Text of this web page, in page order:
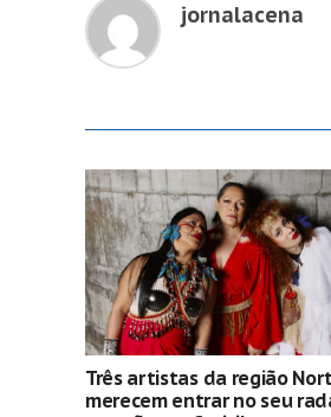
jornalacena
Três artistas da região
merecem entrar no seu